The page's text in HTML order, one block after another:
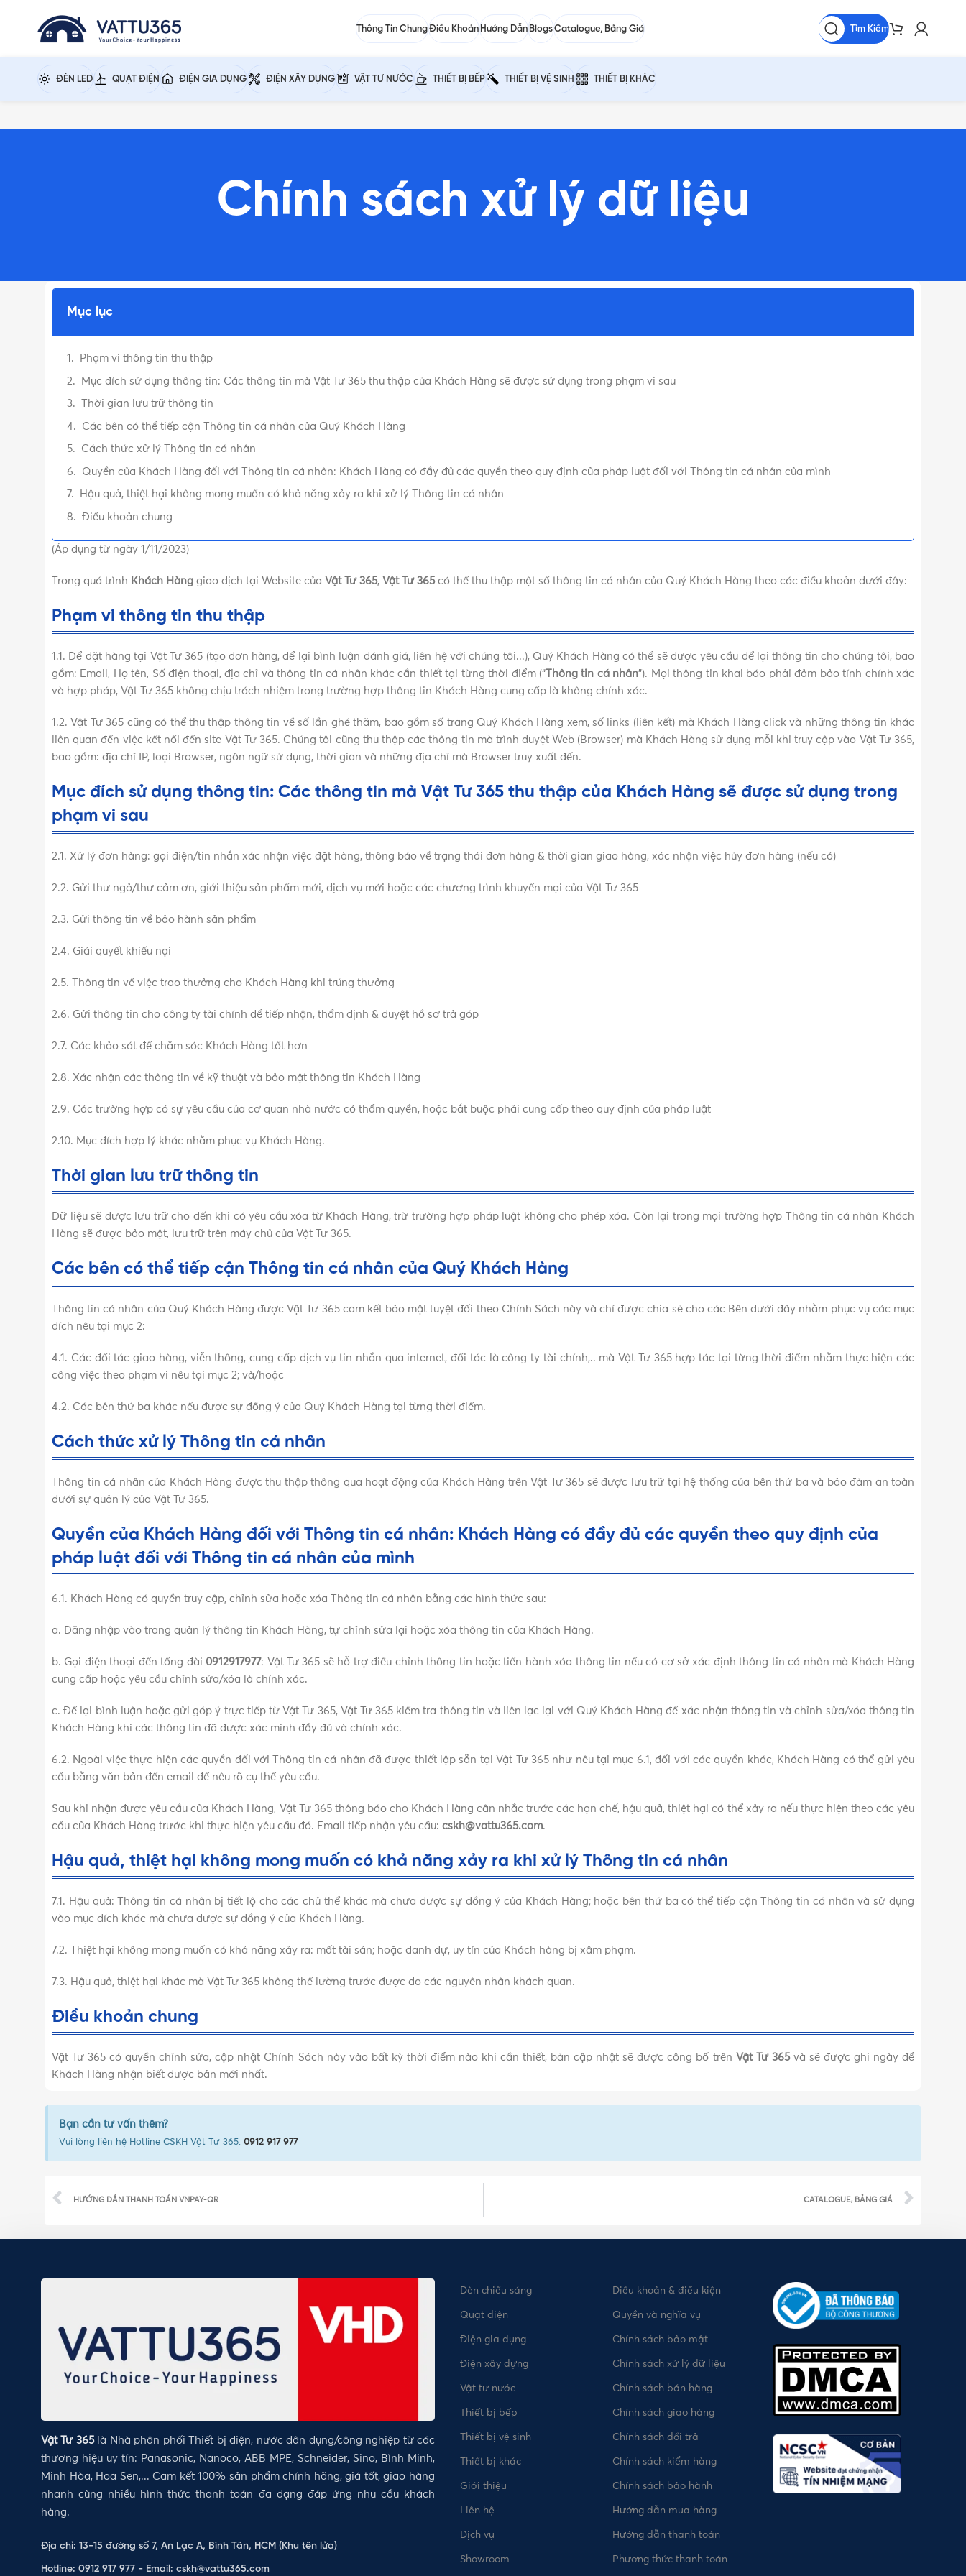
Thông Tin ChungĐiều Khoản Hướng Dẫn BlogsCatalogue, Bảng Giá Tìm Kiếm
ĐÈN LED QUẠT ĐIỆN ĐIỆN GIA DỤNG ĐIỆN XÂY DỰNG VẬT TƯ NƯỚC THIẾT BỊ BẾP THIẾT BỊ VỆ SINH THIẾT BỊ KHÁC
Chính sách xử lý dữ liệu
Mục lục
Phạm vi thông tin thu thập
Mục đích sử dụng thông tin: Các thông tin mà Vật Tư 365 thu thập của Khách Hàng sẽ được sử dụng trong phạm vi sau
Thời gian lưu trữ thông tin
Các bên có thể tiếp cận Thông tin cá nhân của Quý Khách Hàng
Cách thức xử lý Thông tin cá nhân
Quyền của Khách Hàng đối với Thông tin cá nhân: Khách Hàng có đầy đủ các quyền theo quy định của pháp luật đối với Thông tin cá nhân của mình
Hậu quả, thiệt hại không mong muốn có khả năng xảy ra khi xử lý Thông tin cá nhân
Điều khoản chung
(Áp dụng từ ngày 1/11/2023)
Trong quá trình Khách Hàng giao dịch tại Website của Vật Tư 365, Vật Tư 365có thể thu thập một số thông tin cá nhân của Quý Khách Hàng theo các điều khoản dưới đây:
Phạm vi thông tin thu thập
1.1. Để đặt hàng tại Vật Tư 365 (tạo đơn hàng, để lại bình luận đánh giá, liên hệ với chúng tôi...), Quý Khách Hàng có thể sẽ được yêu cầu để lại thông tin cho chúng tôi, bao
gồm: Email, Họ tên, Số điện thoại, địa chỉ và thông tin cá nhân khác cần thiết tại từng thời điểm (“Thông tin cá nhân”). Mọi thông tin khai báo phải đảm bảo tính chính xác
và hợp pháp, Vật Tư 365 không chịu trách nhiệm trong trường hợp thông tin Khách Hàng cung cấp là không chính xác.
1.2. Vật Tư 365 cũng có thể thu thập thông tin về số lần ghé thăm, bao gồm số trang Quý Khách Hàng xem, số links (liên kết) mà Khách Hàng click và những thông tin khác
liên quan đến việc kết nối đến site Vật Tư 365. Chúng tôi cũng thu thập các thông tin mà trình duyệt Web (Browser) mà Khách Hàng sử dụng mỗi khi truy cập vào Vật Tư 365,
bao gồm: địa chỉ IP, loại Browser, ngôn ngữ sử dụng, thời gian và những địa chỉ mà Browser truy xuất đến.
Mục đích sử dụng thông tin: Các thông tin mà Vật Tư 365 thu thập của Khách Hàng sẽ được sử dụng trong
phạm vi sau
2.1. Xử lý đơn hàng: gọi điện/tin nhắn xác nhận việc đặt hàng, thông báo về trạng thái đơn hàng & thời gian giao hàng, xác nhận việc hủy đơn hàng (nếu có)
2.2. Gửi thư ngỏ/thư cảm ơn, giới thiệu sản phẩm mới, dịch vụ mới hoặc các chương trình khuyến mại của Vật Tư 365
2.3. Gửi thông tin về bảo hành sản phẩm
2.4. Giải quyết khiếu nại
2.5. Thông tin về việc trao thưởng cho Khách Hàng khi trúng thưởng
2.6. Gửi thông tin cho công ty tài chính để tiếp nhận, thẩm định & duyệt hồ sơ trả góp
2.7. Các khảo sát để chăm sóc Khách Hàng tốt hơn
2.8. Xác nhận các thông tin về kỹ thuật và bảo mật thông tin Khách Hàng
2.9. Các trường hợp có sự yêu cầu của cơ quan nhà nước có thẩm quyền, hoặc bắt buộc phải cung cấp theo quy định của pháp luật
2.10. Mục đích hợp lý khác nhằm phục vụ Khách Hàng.
Thời gian lưu trữ thông tin
Dữ liệu sẽ được lưu trữ cho đến khi có yêu cầu xóa từ Khách Hàng, trừ trường hợp pháp luật không cho phép xóa. Còn lại trong mọi trường hợp Thông tin cá nhân Khách
Hàng sẽ được bảo mật, lưu trữ trên máy chủ của Vật Tư 365.
Các bên có thể tiếp cận Thông tin cá nhân của Quý Khách Hàng
Thông tin cá nhân của Quý Khách Hàng được Vật Tư 365 cam kết bảo mật tuyệt đối theo Chính Sách này và chỉ được chia sẻ cho các Bên dưới đây nhằm phục vụ các mục
đích nêu tại mục 2:
4.1. Các đối tác giao hàng, viễn thông, cung cấp dịch vụ tin nhắn qua internet, đối tác là công ty tài chính,.. mà Vật Tư 365 hợp tác tại từng thời điểm nhằm thực hiện các
công việc theo phạm vi nêu tại mục 2; và/hoặc
4.2. Các bên thứ ba khác nếu được sự đồng ý của Quý Khách Hàng tại từng thời điểm.
Cách thức xử lý Thông tin cá nhân
Thông tin cá nhân của Khách Hàng được thu thập thông qua hoạt động của Khách Hàng trên Vật Tư 365 sẽ được lưu trữ tại hệ thống của bên thứ ba và bảo đảm an toàn
dưới sự quản lý của Vật Tư 365.
Quyền của Khách Hàng đối với Thông tin cá nhân: Khách Hàng có đầy đủ các quyền theo quy định của
pháp luật đối với Thông tin cá nhân của mình
6.1. Khách Hàng có quyền truy cập, chỉnh sửa hoặc xóa Thông tin cá nhân bằng các hình thức sau:
a. Đăng nhập vào trang quản lý thông tin Khách Hàng, tự chỉnh sửa lại hoặc xóa thông tin của Khách Hàng.
b. Gọi điện thoại đến tổng đài 0912917977: Vật Tư 365 sẽ hỗ trợ điều chỉnh thông tin hoặc tiến hành xóa thông tin nếu có cơ sở xác định thông tin cá nhân mà Khách Hàng
cung cấp hoặc yêu cầu chỉnh sửa/xóa là chính xác.
c. Để lại bình luận hoặc gửi góp ý trực tiếp từ Vật Tư 365, Vật Tư 365 kiểm tra thông tin và liên lạc lại với Quý Khách Hàng để xác nhận thông tin và chỉnh sửa/xóa thông tin
Khách Hàng khi các thông tin đã được xác minh đầy đủ và chính xác.
6.2. Ngoài việc thực hiện các quyền đối với Thông tin cá nhân đã được thiết lập sẵn tại Vật Tư 365 như nêu tại mục 6.1, đối với các quyền khác, Khách Hàng có thể gửi yêu
cầu bằng văn bản đến email để nêu rõ cụ thể yêu cầu.
Sau khi nhận được yêu cầu của Khách Hàng, Vật Tư 365 thông báo cho Khách Hàng cân nhắc trước các hạn chế, hậu quả, thiệt hại có thể xảy ra nếu thực hiện theo các yêu
cầu của Khách Hàng trước khi thực hiện yêu cầu đó. Email tiếp nhận yêu cầu: cskh@vattu365.com.
Hậu quả, thiệt hại không mong muốn có khả năng xảy ra khi xử lý Thông tin cá nhân
7.1. Hậu quả: Thông tin cá nhân bị tiết lộ cho các chủ thể khác mà chưa được sự đồng ý của Khách Hàng; hoặc bên thứ ba có thể tiếp cận Thông tin cá nhân và sử dụng
vào mục đích khác mà chưa được sự đồng ý của Khách Hàng.
7.2. Thiệt hại không mong muốn có khả năng xảy ra: mất tài sản; hoặc danh dự, uy tín của Khách hàng bị xâm phạm.
7.3. Hậu quả, thiệt hại khác mà Vật Tư 365 không thể lường trước được do các nguyên nhân khách quan.
Điều khoản chung
Vật Tư 365 có quyền chỉnh sửa, cập nhật Chính Sách này vào bất kỳ thời điểm nào khi cần thiết, bản cập nhật sẽ được công bố trên Vật Tư 365và sẽ được ghi ngày để
Khách Hàng nhận biết được bản mới nhất.
Bạn cần tư vấn thêm?
Vui lòng liên hệ Hotline CSKH Vật Tư 365: 0912 917 977
HƯỚNG DẪN THANH TOÁN VNPAY-QR CATALOGUE, BẢNG GIÁ
Vật Tư 365là Nhà phân phối Thiết bị điện, nước dân dụng/công nghiệp từ các
thương hiệu uy tín: Panasonic, Nanoco, ABB MPE, Schneider, Sino, Bình Minh,
Minh Hòa, Hoa Sen,... Cam kết 100% sản phẩm chính hãng, giá tốt, giao hàng
nhanh cùng nhiều hình thức thanh toán đa dạng đáp ứng nhu cầu khách
hàng.
Địa chỉ: 13-15 đường số 7, An Lạc A, Bình Tân, HCM (Khu tên lửa)
Hotline: 0912 917 977 - Email: cskh@vattu365.com
Đèn chiếu sáng
Quạt điện
Điện gia dụng
Điện xây dựng
Vật tư nước
Thiết bị bếp
Thiết bị vệ sinh
Thiết bị khác
Giới thiệu
Liên hệ
Dịch vụ
Showroom
Điều khoản & điều kiện
Quyền và nghĩa vụ
Chính sách bảo mật
Chính sách xử lý dữ liệu
Chính sách bán hàng
Chính sách giao hàng
Chính sách đổi trả
Chính sách kiểm hàng
Chính sách bảo hành
Hướng dẫn mua hàng
Hướng dẫn thanh toán
Phương thức thanh toán